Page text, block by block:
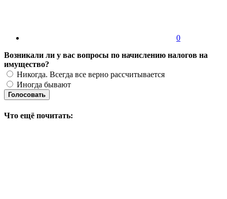
0
Возникали ли у вас вопросы по начислению налогов на
имущество?
Никогда. Всегда все верно рассчитывается
Иногда бывают
Голосовать
Что ещё почитать: